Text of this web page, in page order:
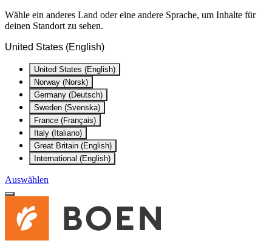
Wähle ein anderes Land oder eine andere Sprache, um Inhalte für
deinen Standort zu sehen.
United States (English)
United States (English)
Norway (Norsk)
Germany (Deutsch)
Sweden (Svenska)
France (Français)
Italy (Italiano)
Great Britain (English)
International (English)
Auswählen